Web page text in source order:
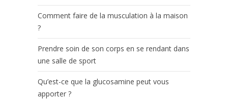
Comment faire de la musculation à la maison
?
Prendre soin de son corps en se rendant dans
une salle de sport
Qu’est-ce que la glucosamine peut vous
apporter ?